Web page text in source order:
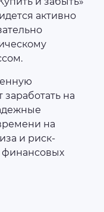
активно
на
на
и риск-